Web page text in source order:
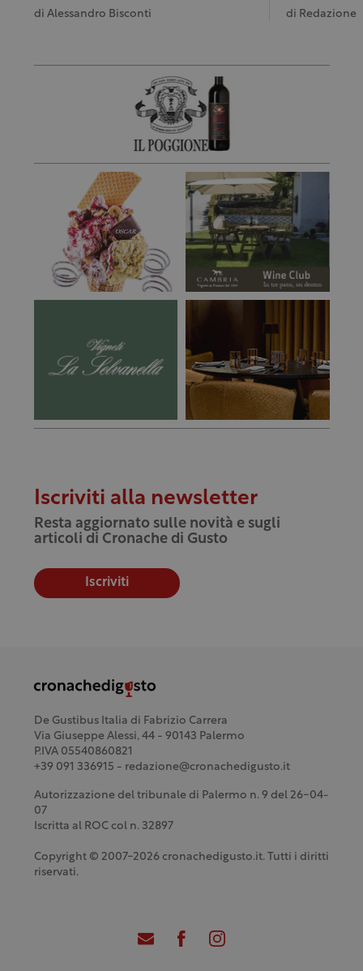
di Alessandro Bisconti di Redazione
Iscriviti alla newsletter
Resta aggiornato sulle novità e sugli
articoli di Cronache di Gusto
Iscriviti
De Gustibus Italia di Fabrizio Carrera
Via Giuseppe Alessi, 44 - 90143 Palermo
P.IVA 05540860821
+39 091 336915 - redazione@cronachedigusto.it
Autorizzazione del tribunale di Palermo n. 9 del 26-04-
07
Iscritta al ROC col n. 32897
Copyright © 2007-2026 cronachedigusto.it. Tutti i diritti
riservati.